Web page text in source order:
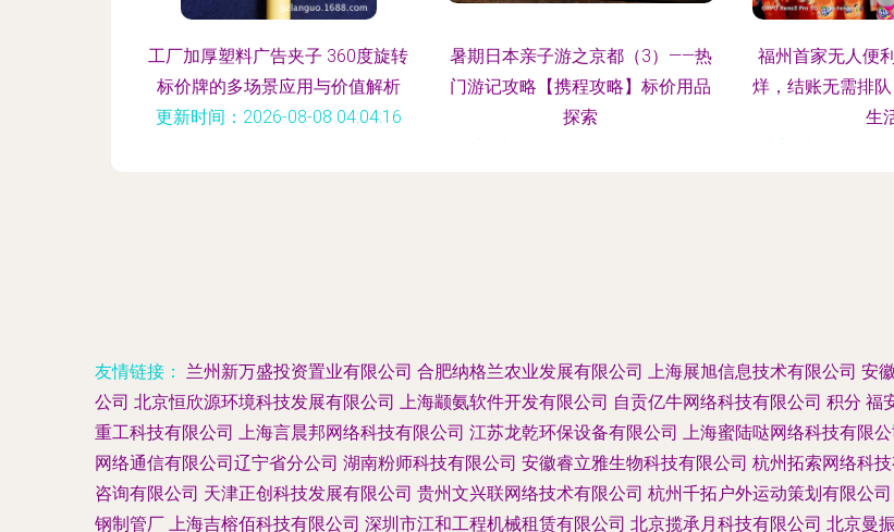
工厂加厚塑料广告夹子 360度旋转
标价牌的多场景应用与价值解析
更新时间：2026-08-08 04:04:16
暑期日本亲子游之京都（3）——热
门游记攻略【携程攻略】标价用品
探索
福州首家无人便
烊，结账无需排
生
友情链接： 兰州新万盛投资置业有限公司 合肥纳格兰农业发展有限公司 上海展旭信息技术有限公司 安
公司 北京恒欣源环境科技发展有限公司 上海颛氨软件开发有限公司 自贡亿牛网络科技有限公司 积分 福
重工科技有限公司 上海言晨邦网络科技有限公司 江苏龙乾环保设备有限公司 上海蜜陆哒网络科技有限公
网络通信有限公司辽宁省分公司 湖南粉师科技有限公司 安徽睿立雅生物科技有限公司 杭州拓索网络科
咨询有限公司 天津正创科技发展有限公司 贵州文兴联网络技术有限公司 杭州千拓户外运动策划有限公司
钢制管厂 上海吉榕佰科技有限公司 深圳市江和工程机械租赁有限公司 北京揽承月科技有限公司 北京曼